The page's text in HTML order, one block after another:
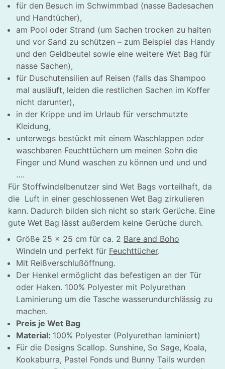
für den Besuch im Schwimmbad (nasse Badesachen
und Handtücher),
am Pool oder Strand (um Sachen trocken zu halten
und vor Sand zu schützen – zum Beispiel das Handy
und den Geldbeutel sowie eine weitere Wet Bag für
nasse Sachen),
für Duschutensilien auf Reisen (falls das Shampoo
mal ausläuft, leiden die restlichen Sachen im Koffer
nicht darunter),
in der Krippe und im Urlaub für verschmutzte
Kleidung,
unterwegs bestückt mit einem Waschlappen oder
waschbaren Feuchttüchern um meinen Sohn die
Finger und Mund waschen zu können und und und
….
Für Stoffwindelbenutzer sind Wet Bags vorteilhaft, da
die Luft in einer geschlossenen Wet Bag zirkulieren
kann. Dadurch bilden sich nicht so stark Gerüche. Eine
gute Wet Bag lässt außerdem keine Gerüche durch.
Größe 25 x 25 cm für ca. 2 Bare and Boho
Windeln und perfekt für Feuchttücher.
Mit Reißverschlußöffnung.
Der Henkel ermöglicht das befestigen an der Tür
oder Haken. 100% Polyester mit Polyurethan
Laminierung um die Tasche wasserundurchlässig zu
machen.
Preis je Wet Bag
Material: 100% Polyester (Polyurethan laminiert)
Für die Designs Scallop. Sunshine, So Sage, Koala,
Kookaburra, Pastel Fonds und Bunny Tails wurden